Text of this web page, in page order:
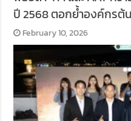
ปี 2568 ตอกย้ำองค์กร
February 10, 2026